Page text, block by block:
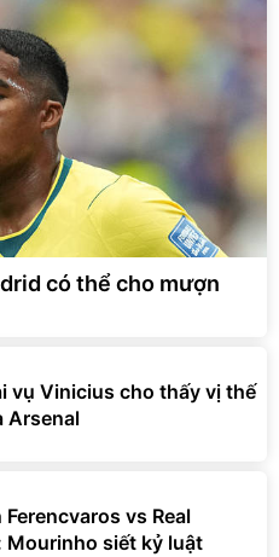
có thể cho mượn
vụ Vinicius cho thấy vị thế
Arsenal
Ferencvaros vs Real
Mourinho siết kỷ luật